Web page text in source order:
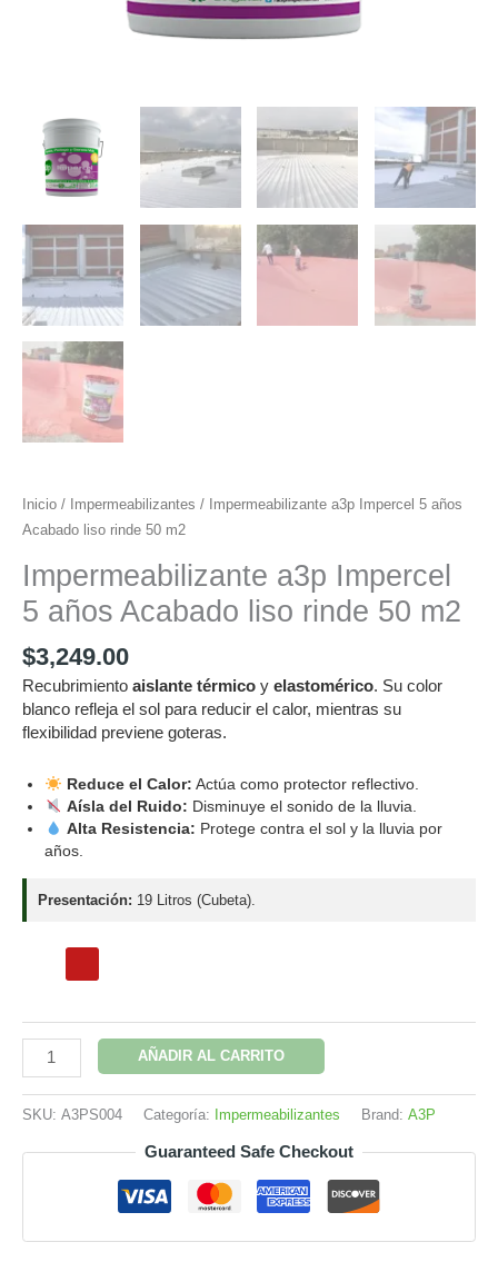
Inicio / Impermeabilizantes / Impermeabilizante a3p Impercel 5 años
Acabado liso rinde 50 m2
Impermeabilizante a3p Impercel
5 años Acabado liso rinde 50 m2
$3,249.00
Recubrimiento aislante térmico y elastomérico. Su color
blanco refleja el sol para reducir el calor, mientras su
flexibilidad previene goteras.
Reduce el Calor: Actúa como protector reflectivo.
Aísla del Ruido: Disminuye el sonido de la lluvia.
Alta Resistencia: Protege contra el sol y la lluvia por
años.
Presentación: 19 Litros (Cubeta).
Impermeabilizante
a3p
Impercel
años
AÑADIR AL CARRITO
SKU: A3PS004 Categoría: Impermeabilizantes Brand: A3P
Guaranteed Safe Checkout